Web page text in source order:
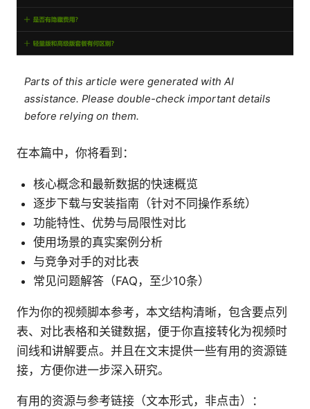
Parts of this article were generated with AI
assistance. Please double-check important details
before relying on them.
在本篇中，你将看到：
核心概念和最新数据的快速概览
逐步下载与安装指南（针对不同操作系统）
功能特性、优势与局限性对比
使用场景的真实案例分析
与竞争对手的对比表
常见问题解答（FAQ，至少10条）
作为你的视频脚本参考，本文结构清晰，包含要点列
表、对比表格和关键数据，便于你直接转化为视频时
间线和讲解要点。并且在文末提供一些有用的资源链
接，方便你进一步深入研究。
有用的资源与参考链接（文本形式，非点击）：